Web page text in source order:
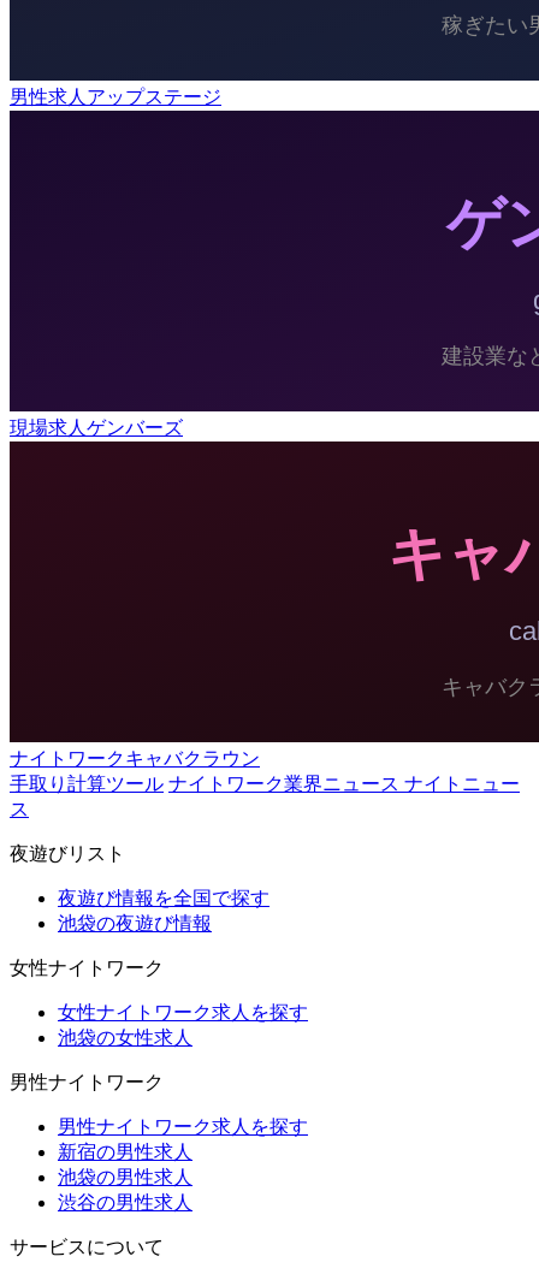
男性求人アップステージ
現場求人ゲンバーズ
ナイトワークキャバクラウン
手取り計算ツール ナイトワーク業界ニュース ナイトニュー
ス
夜遊びリスト
夜遊び情報を全国で探す
池袋の夜遊び情報
女性ナイトワーク
女性ナイトワーク求人を探す
池袋の女性求人
男性ナイトワーク
男性ナイトワーク求人を探す
新宿の男性求人
池袋の男性求人
渋谷の男性求人
サービスについて